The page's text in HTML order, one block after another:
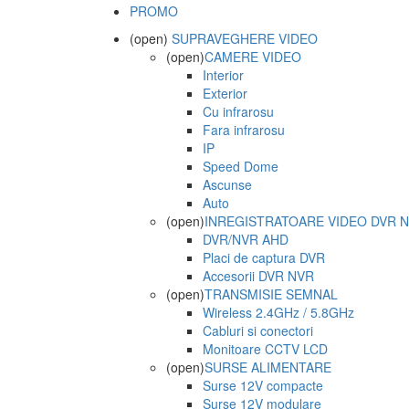
PROMO
(open) SUPRAVEGHERE VIDEO
(open)CAMERE VIDEO
Interior
Exterior
Cu infrarosu
Fara infrarosu
IP
Speed Dome
Ascunse
Auto
(open)INREGISTRATOARE VIDEO DVR
DVR/NVR AHD
Placi de captura DVR
Accesorii DVR NVR
(open)TRANSMISIE SEMNAL
Wireless 2.4GHz / 5.8GHz
Cabluri si conectori
Monitoare CCTV LCD
(open)SURSE ALIMENTARE
Surse 12V compacte
Surse 12V modulare